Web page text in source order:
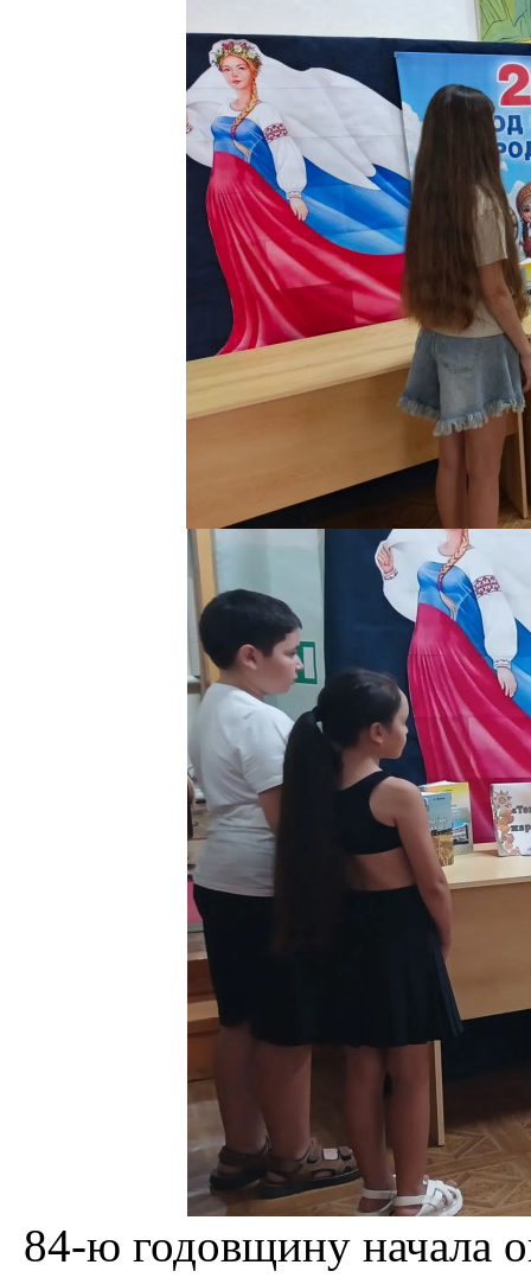
84-ю годовщину начала